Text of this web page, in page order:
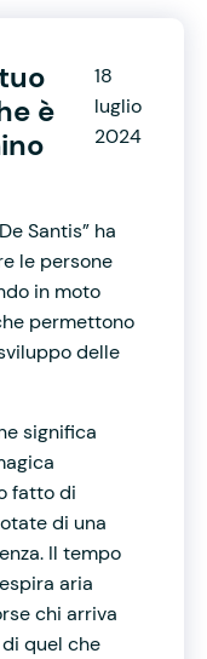
è
18
luglio
2024
Santis” ha
le persone
in moto
permettono
delle
significa
fatto di
di una
Il tempo
aria
chi arriva
quel che